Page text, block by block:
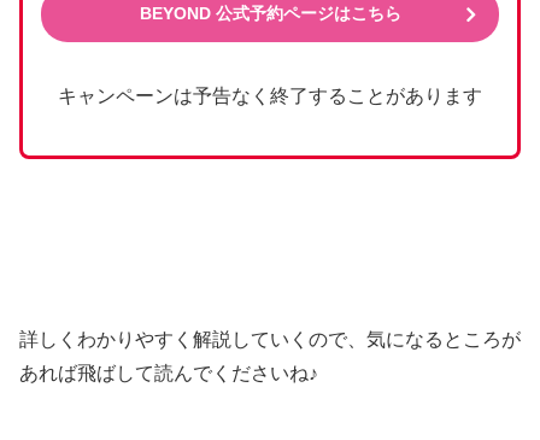
BEYOND 公式予約ページはこちら
キャンペーンは予告なく終了することがあります
詳しくわかりやすく解説していくので、気になるところが
あれば飛ばして読んでくださいね♪